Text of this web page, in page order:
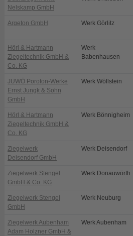
Nelskamp GmbH
Argeton GmbH Werk Görlitz
Hörl & Hartmann
Ziegeltechnik GmbH &
Co. KG
Werk
Babenhausen
JUWÖ Poroton-Werke
Ernst Jungk & Sohn
GmbH
Werk Wöllstein
Hörl & Hartmann
Ziegeltechnik GmbH &
Co. KG
Werk Bönnigheim
Ziegelwerk
Deisendorf GmbH
Werk Deisendorf
Ziegelwerk Stengel
GmbH & Co. KG
Werk Donauwörth
Ziegelwerk Stengel
GmbH
Werk Neuburg
Ziegelwerk Aubenham
Adam Holzner GmbH &
Werk Aubenham